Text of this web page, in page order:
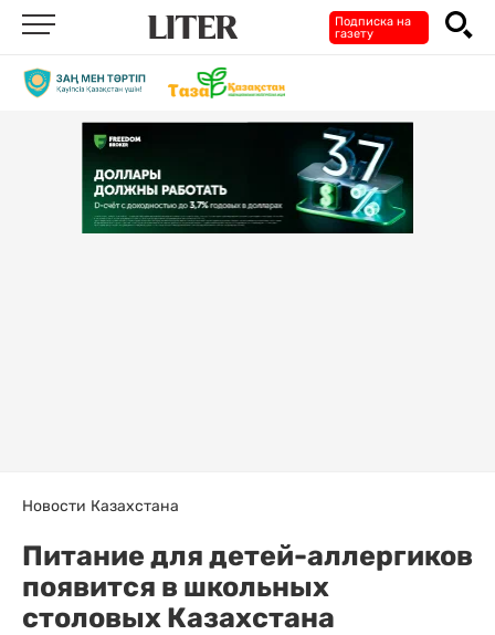
Подписка на
газету
Новости Казахстана
Питание для детей-аллергиков
появится в школьных
столовых Казахстана